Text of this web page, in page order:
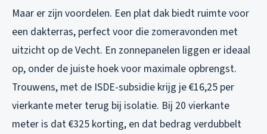
Maar er zijn voordelen. Een plat dak biedt ruimte voor
een dakterras, perfect voor die zomeravonden met
uitzicht op de Vecht. En zonnepanelen liggen er ideaal
op, onder de juiste hoek voor maximale opbrengst.
Trouwens, met de ISDE-subsidie krijg je €16,25 per
vierkante meter terug bij isolatie. Bij 20 vierkante
meter is dat €325 korting, en dat bedrag verdubbelt